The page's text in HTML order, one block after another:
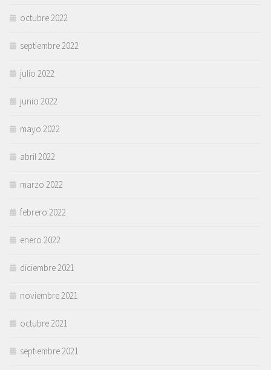
octubre 2022
septiembre 2022
julio 2022
junio 2022
mayo 2022
abril 2022
marzo 2022
febrero 2022
enero 2022
diciembre 2021
noviembre 2021
octubre 2021
septiembre 2021